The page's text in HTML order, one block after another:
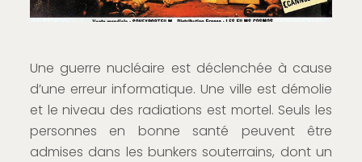
Une guerre nucléaire est déclenchée à cause
d’une erreur informatique. Une ville est démolie
et le niveau des radiations est mortel. Seuls les
personnes en bonne santé peuvent être
admises dans les bunkers souterrains, dont un